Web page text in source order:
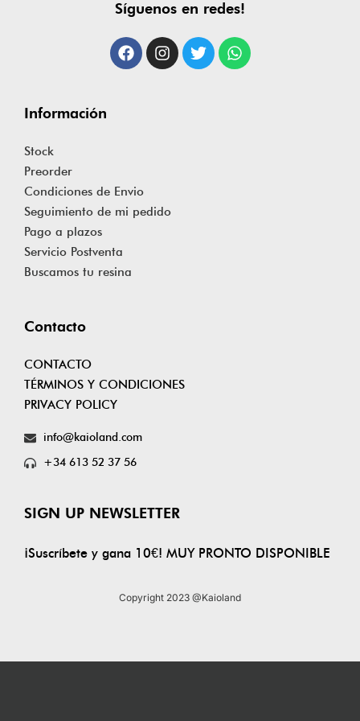
SIGN UP NEWSLETTER
¡Suscríbete y gana 10€! MUY PRONTO DISPONIBLE
Contacto
CONTACTO
TÉRMINOS Y CONDICIONES
PRIVACY POLICY
info@kaioland.com
+34 613 52 37 56
Información
Stock
Preorder
Condiciones de Envio
Seguimiento de mi pedido
Pago a plazos
Servicio Postventa
Buscamos tu resina
Síguenos en redes!
Copyright 2023 @Kaioland